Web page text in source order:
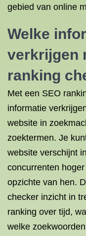
gebied van online
Welke
verkrijgen
ranking
Met een SEO
informatie
website in
zoektermen. Je
website verschijnt
concurrenten
opzichte van hen.
checker inzicht in
ranking over tijd,
welke